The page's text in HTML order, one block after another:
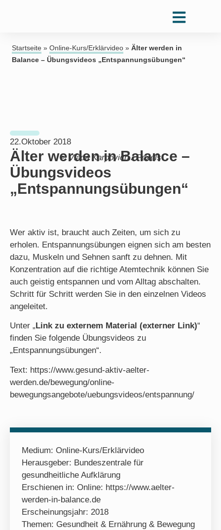
Startseite » Online-Kurs/Erklärvideo » Älter werden in
Balance – Übungsvideos „Entspannungsübungen“
© Vlada Karpovich / Pexels
22.Oktober 2018
Älter werden in Balance –
Übungsvideos
„Entspannungsübungen“
Wer aktiv ist, braucht auch Zeiten, um sich zu
erholen. Entspannungsübungen eignen sich am besten
dazu, Muskeln und Sehnen sanft zu dehnen. Mit
Konzentration auf die richtige Atemtechnik können Sie
auch geistig entspannen und vom Alltag abschalten.
Schritt für Schritt werden Sie in den einzelnen Videos
angeleitet.
Unter „ Link zu externem Material (externer Link)“
finden Sie folgende Übungsvideos zu
„Entspannungsübungen“.
Text: https://www.gesund-aktiv-aelter-
werden.de/bewegung/online-
bewegungsangebote/uebungsvideos/entspannung/
Medium: Online-Kurs/Erklärvideo
Herausgeber: Bundeszentrale für
gesundheitliche Aufklärung
Erschienen in: Online: https://www.aelter-
werden-in-balance.de
Erscheinungsjahr: 2018
Themen: Gesundheit & Ernährung & Bewegung